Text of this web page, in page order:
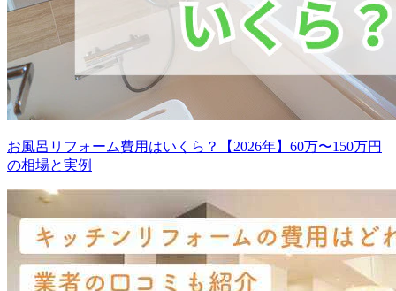
お風呂リフォーム費用はいくら？【2026年】60万〜150万円
の相場と実例